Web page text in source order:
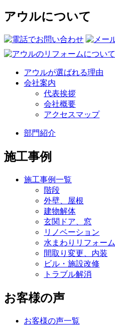
アウルについて
アウルが選ばれる理由
会社案内
代表挨拶
会社概要
アクセスマップ
部門紹介
施工事例
施工事例一覧
階段
外壁、屋根
建物解体
玄関ドア、窓
リノベーション
水まわりリフォーム
間取り変更、内装
ビル・施設改修
トラブル解消
お客様の声
お客様の声一覧